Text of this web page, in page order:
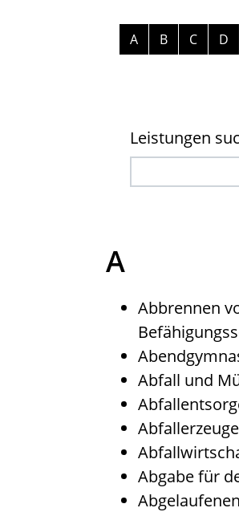
Alphabetisches
A B C D
Leistungen
A
Abbrennen
Abfall und
Abgabe für